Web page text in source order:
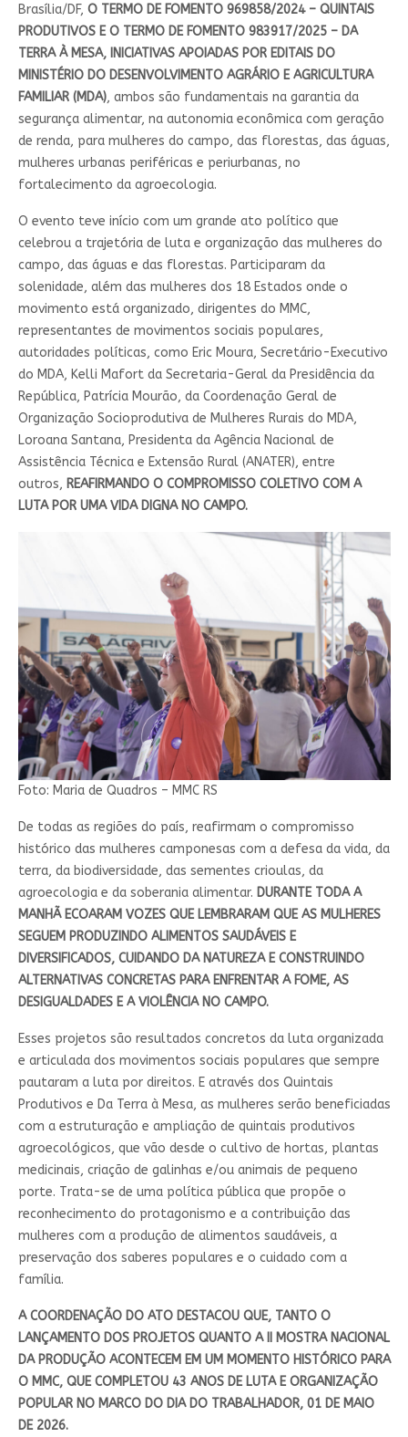
Brasília/DF, O TERMO DE FOMENTO 969858/2024 – QUINTAIS
PRODUTIVOS E O TERMO DE FOMENTO 983917/2025 – DA
TERRA À MESA, INICIATIVAS APOIADAS POR EDITAIS DO
MINISTÉRIO DO DESENVOLVIMENTO AGRÁRIO E AGRICULTURA
FAMILIAR (MDA), ambos são fundamentais na garantia da
segurança alimentar, na autonomia econômica com geração
de renda, para mulheres do campo, das florestas, das águas,
mulheres urbanas periféricas e periurbanas, no
fortalecimento da agroecologia.
O evento teve início com um grande ato político que
celebrou a trajetória de luta e organização das mulheres do
campo, das águas e das florestas. Participaram da
solenidade, além das mulheres dos 18 Estados onde o
movimento está organizado, dirigentes do MMC,
representantes de movimentos sociais populares,
autoridades políticas, como Eric Moura, Secretário-Executivo
do MDA, Kelli Mafort da Secretaria-Geral da Presidência da
República, Patrícia Mourão, da Coordenação Geral de
Organização Socioprodutiva de Mulheres Rurais do MDA,
Loroana Santana, Presidenta da Agência Nacional de
Assistência Técnica e Extensão Rural (ANATER), entre
outros, REAFIRMANDO O COMPROMISSO COLETIVO COM A
LUTA POR UMA VIDA DIGNA NO CAMPO.
Foto: Maria de Quadros – MMC RS
De todas as regiões do país, reafirmam o compromisso
histórico das mulheres camponesas com a defesa da vida, da
terra, da biodiversidade, das sementes crioulas, da
agroecologia e da soberania alimentar. DURANTE TODA A
MANHÃ ECOARAM VOZES QUE LEMBRARAM QUE AS MULHERES
SEGUEM PRODUZINDO ALIMENTOS SAUDÁVEIS E
DIVERSIFICADOS, CUIDANDO DA NATUREZA E CONSTRUINDO
ALTERNATIVAS CONCRETAS PARA ENFRENTAR A FOME, AS
DESIGUALDADES E A VIOLÊNCIA NO CAMPO.
Esses projetos são resultados concretos da luta organizada
e articulada dos movimentos sociais populares que sempre
pautaram a luta por direitos. E através dos Quintais
Produtivos e Da Terra à Mesa, as mulheres serão beneficiadas
com a estruturação e ampliação de quintais produtivos
agroecológicos, que vão desde o cultivo de hortas, plantas
medicinais, criação de galinhas e/ou animais de pequeno
porte. Trata-se de uma política pública que propõe o
reconhecimento do protagonismo e a contribuição das
mulheres com a produção de alimentos saudáveis, a
preservação dos saberes populares e o cuidado com a
família.
A COORDENAÇÃO DO ATO DESTACOU QUE, TANTO O
LANÇAMENTO DOS PROJETOS QUANTO A II MOSTRA NACIONAL
DA PRODUÇÃO ACONTECEM EM UM MOMENTO HISTÓRICO PARA
O MMC, QUE COMPLETOU 43 ANOS DE LUTA E ORGANIZAÇÃO
POPULAR NO MARCO DO DIA DO TRABALHADOR, 01 DE MAIO
DE 2026.